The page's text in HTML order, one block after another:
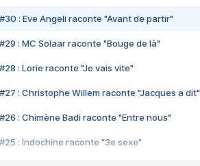
#30 : Eve Angeli raconte "Avant de partir"
#29 : MC Solaar raconte "Bouge de là"
#28 : Lorie raconte "Je vais vite"
#27 : Christophe Willem raconte "Jacques a dit"
#26 : Chimène Badi raconte "Entre nous"
#25 : Indochine raconte "3e sexe"